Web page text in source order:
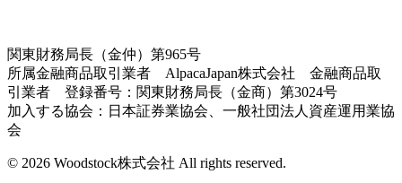
関東財務局長（金仲）第965号
所属金融商品取引業者 AlpacaJapan株式会社 金融商品取
引業者 登録番号：関東財務局長（金商）第3024号
加入する協会：日本証券業協会、一般社団法人資産運用業協
会
© 2026 Woodstock株式会社 All rights reserved.